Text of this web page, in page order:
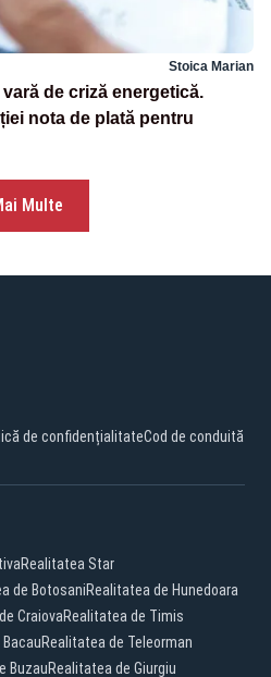
Stoica Marian
de criză energetică.
nota de plată pentru
Multe
de confidențialitateCod de conduită
Realitatea Star
de BotosaniRealitatea de Hunedoara
CraiovaRealitatea de Timis
Realitatea de Teleorman
BuzauRealitatea de Giurgiu